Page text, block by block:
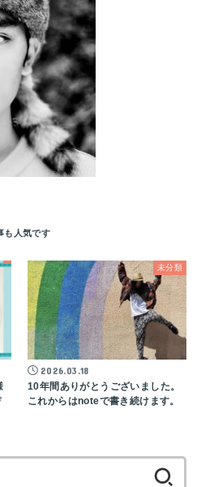
未分類
2026.03.18
10年間ありがとうございました。
これからはnoteで書き続けます。